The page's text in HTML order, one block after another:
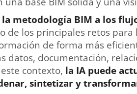
la metodología BIM a los
de los principales retos
de forma más
datos, documentación,
contexto, la IA puede
sintetizar y